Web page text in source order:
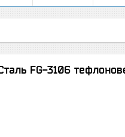
FG-3106